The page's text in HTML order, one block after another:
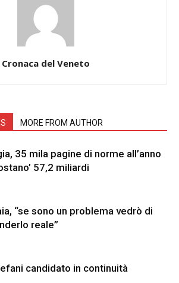
Cronaca del Veneto
MORE FROM AUTHOR
35 mila pagine di norme all’anno
57,2 miliardi
“se sono un problema vedrò di
reale”
candidato in continuità